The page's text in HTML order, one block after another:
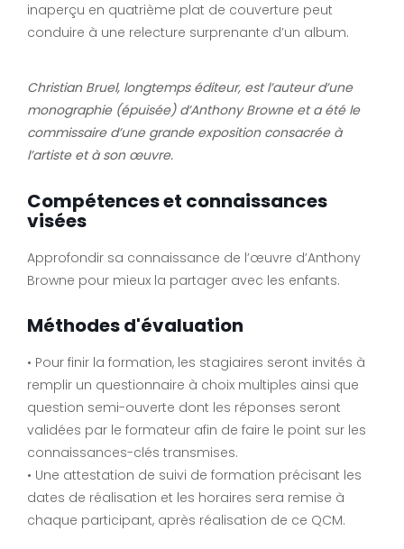
inaperçu en quatrième plat de couverture peut
conduire à une relecture surprenante d’un album.
Christian Bruel, longtemps éditeur, est l’auteur d’une
monographie (épuisée) d’Anthony Browne et a été le
commissaire d’une grande exposition consacrée à
l’artiste et à son œuvre.
Compétences et connaissances
visées
Approfondir sa connaissance de l’œuvre d’Anthony
Browne pour mieux la partager avec les enfants.
Méthodes d'évaluation
• Pour finir la formation, les stagiaires seront invités à
remplir un questionnaire à choix multiples ainsi que
question semi-ouverte dont les réponses seront
validées par le formateur afin de faire le point sur les
connaissances-clés transmises.
• Une attestation de suivi de formation précisant les
dates de réalisation et les horaires sera remise à
chaque participant, après réalisation de ce QCM.